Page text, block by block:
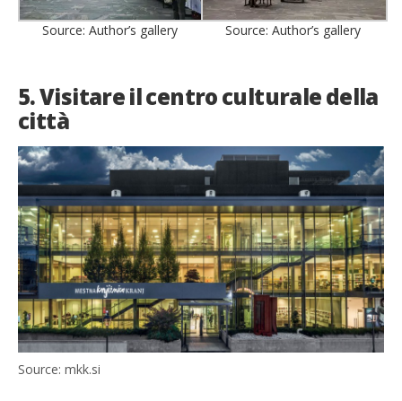
Source: Author’s gallery Source: Author’s gallery
5. Visitare il centro culturale della
città
Source: mkk.si